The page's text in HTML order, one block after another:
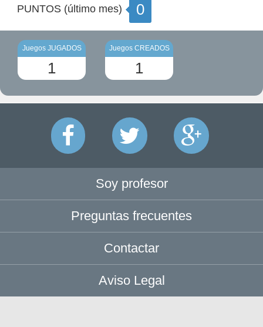
PUNTOS (último mes) 0
Juegos JUGADOS
1
Juegos CREADOS
1
Soy profesor
Preguntas frecuentes
Contactar
Aviso Legal